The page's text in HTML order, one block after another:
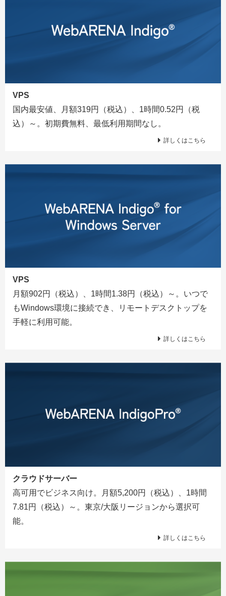
VPS
国内最安値、月額319円（税込）、1時間0.52円（税
込）～。初期費無料、最低利用期間なし。
詳しくはこちら
VPS
月額902円（税込）、1時間1.38円（税込）～。いつで
もWindows環境に接続でき、リモートデスクトップを
手軽に利用可能。
詳しくはこちら
クラウドサーバー
高可用でビジネス向け。月額5,200円（税込）、1時間
7.81円（税込）～。東京/大阪リージョンから選択可
能。
詳しくはこちら